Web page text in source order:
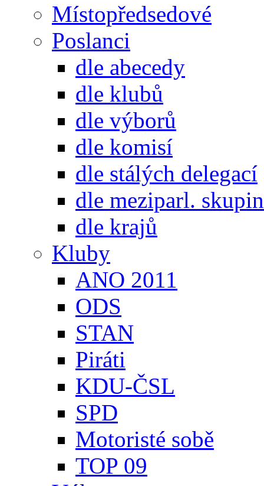
Místopředsedové
Poslanci
dle abecedy
dle klubů
dle výborů
dle komisí
dle stálých delegací
dle meziparl. skupin
dle krajů
Kluby
ANO 2011
ODS
STAN
Piráti
KDU-ČSL
SPD
Motoristé sobě
TOP 09